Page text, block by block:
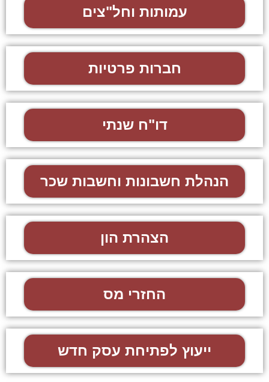
עמותות וחל"צים
חברות פרטיות
דו"ח שנתי
הנהלת חשבונות וחשבות שכר
הצהרת הון
החזרי מס
ייעוץ לפתיחת עסק חדש